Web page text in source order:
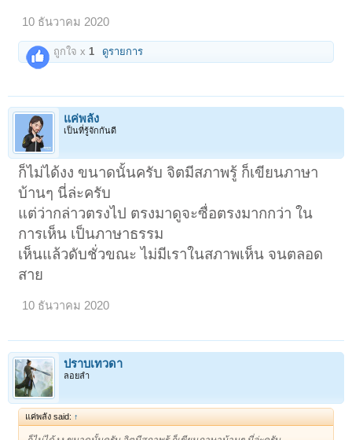
10 ธันวาคม 2020
ถูกใจ x 1 ดูรายการ
แค่พลัง
เป็นที่รู้จักกันดี
ก็ไม่ได้งง ขนาดนั้นครับ จิตมีสภาพรู้ ก็เขียนภาษา
บ้านๆ นี่ล่ะครับ
แต่ว่ากล่าวตรงไป ตรงมาดูจะซื่อตรงมากกว่า ใน
การเห็น เป็นภาษาธรรม
เห็นแล้วดับชั่วขณะ ไม่มีเราในสภาพเห็น จนตลอด
สาย
10 ธันวาคม 2020
ปราบเทวดา
ลอยลำ
แค่พลัง said: ↑